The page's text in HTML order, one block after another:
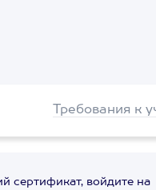
Требования к
сертификат, войдите на